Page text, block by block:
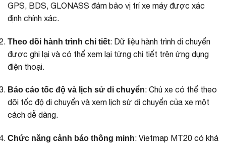
GPS, BDS, GLONASS đảm bảo vị trí xe máy được xác
định chính xác.
Theo dõi hành trình chi tiết: Dữ liệu hành trình di chuyển
được ghi lại và có thể xem lại từng chi tiết trên ứng dụng
điện thoại.
Báo cáo tốc độ và lịch sử di chuyển: Chủ xe có thể theo
dõi tốc độ di chuyển và xem lịch sử di chuyển của xe một
cách dễ dàng.
Chức năng cảnh báo thông minh: Vietmap MT20 có khả